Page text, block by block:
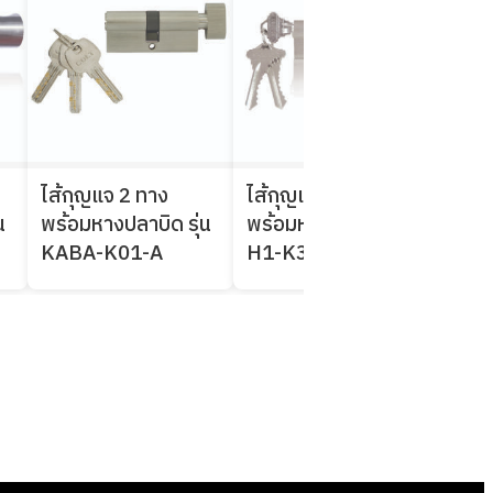
ไส้กุญแจ 2 ทาง
พร้อมหางปลาบิด รุ่น
KABA-K01-A
ไส้กุญแจ 2 ทาง
พร้อมหางปลาบิด รุ่น
H1-K3